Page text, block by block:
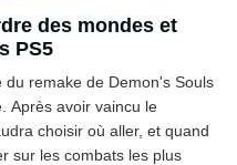
des mondes et
PS5
remake de Demon's Souls
Après avoir vaincu le
choisir où aller, et quand
sur les combats les plus